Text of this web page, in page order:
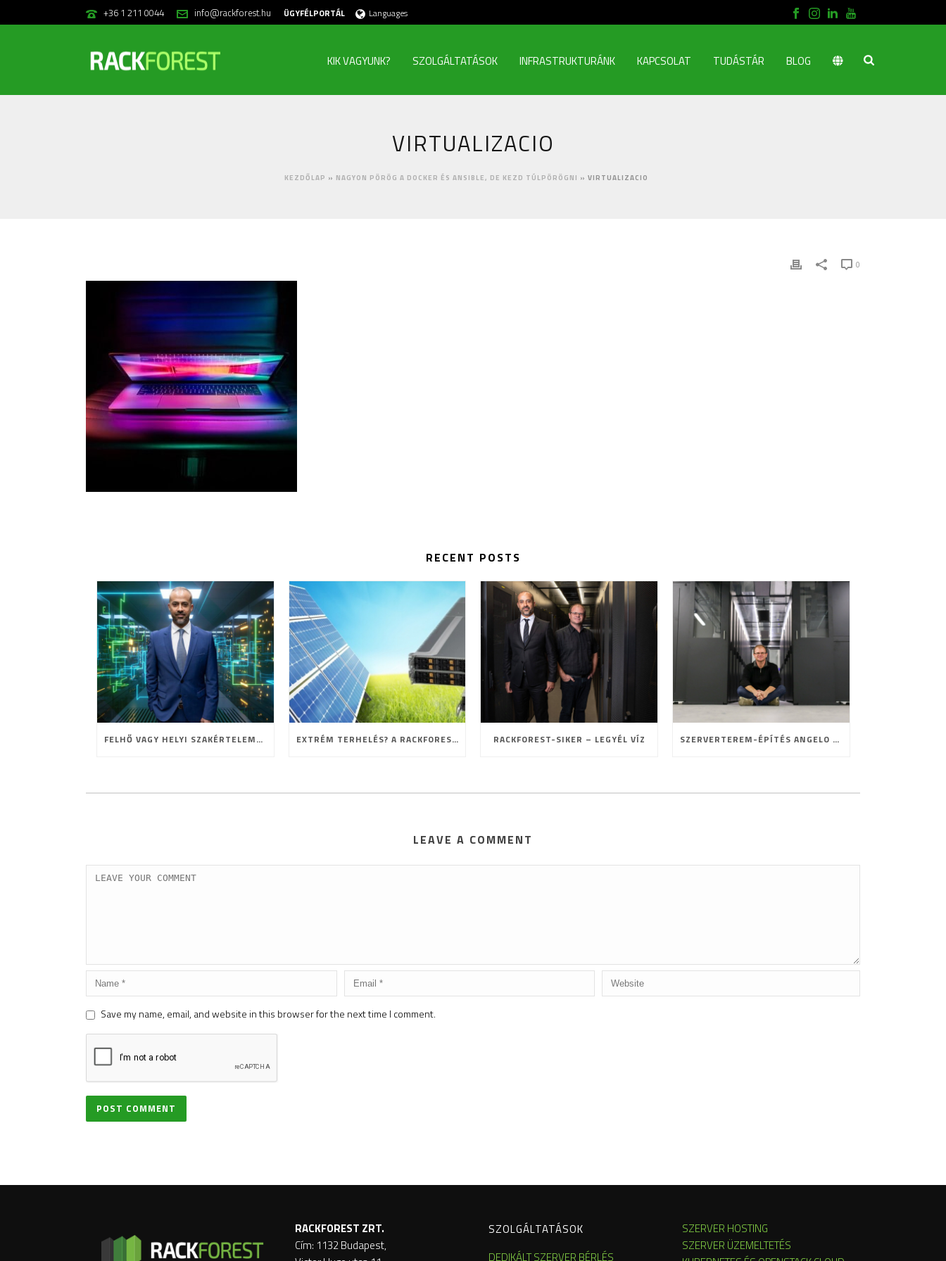
+36 1 211 0044 info@rackforest.hu ÜGYFÉLPORTÁL Languages
KIK VAGYUNK? SZOLGÁLTATÁSOK INFRASTRUKTURÁNK KAPCSOLAT TUDÁSTÁR BLOG
VIRTUALIZACIO
KEZDŐLAP » NAGYON PÖRÖG A DOCKER ÉS ANSIBLE, DE KEZD TÚLPÖRÖGNI » VIRTUALIZACIO
0
RECENT POSTS
FELHŐ VAGY HELYI SZAKÉRTELEM? A HOSTING JELENE ÉS JÖVŐJE EXTRÉM TERHELÉS? A RACKFOREST ISMÉT BIZONYÍTOTT! RACKFOREST-SIKER – LEGYÉL VÍZ SZERVERTEREM-ÉPÍTÉS ANGELO MÓDRA
LEAVE A COMMENT
Save my name, email, and website in this browser for the next time I comment.
RACKFOREST ZRT.
Cím: 1132 Budapest,
SZOLGÁLTATÁSOK
DEDIKÁLT SZERVER BÉRLÉS
SZERVER HOSTING
SZERVER ÜZEMELTETÉS